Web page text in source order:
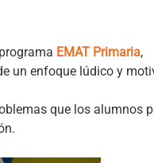
EMAT Primaria,
un enfoque lúdico y
que los alumnos